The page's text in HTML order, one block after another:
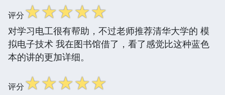
评分☆☆☆☆☆
对学习电工很有帮助，不过老师推荐清华大学的 模
拟电子技术 我在图书馆借了，看了感觉比这种蓝色
本的讲的更加详细。
评分☆☆☆☆☆